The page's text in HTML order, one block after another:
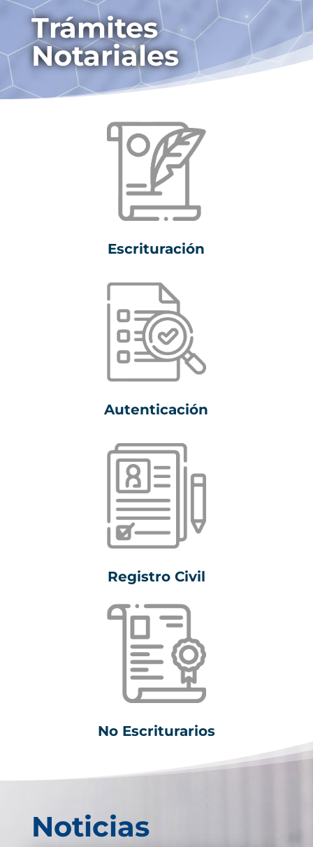
Trámites
Notariales
Escrituración
Autenticación
Registro Civil
No Escriturarios
Noticias